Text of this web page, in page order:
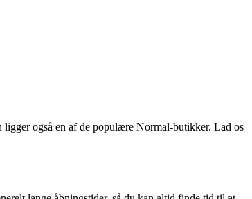
også en af de populære Normal-butikker. Lad os